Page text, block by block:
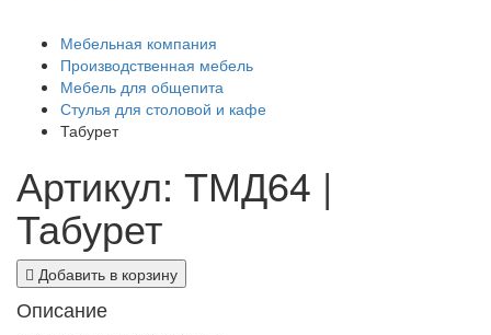
Мебельная компания
Производственная мебель
Мебель для общепита
Стулья для столовой и кафе
Табурет
Артикул: ТМД64 |
Табурет
Добавить в корзину
Описание